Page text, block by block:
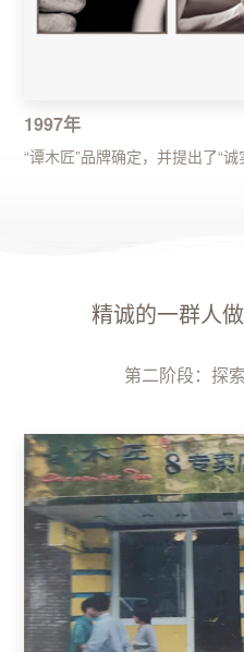
1997年
“谭木匠”品牌确定，并提出了“
精诚的一群人
第二阶段：探